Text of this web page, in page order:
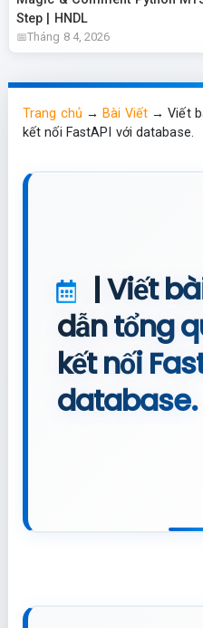
Step | HNDL
Tháng 8 4, 2026
Trang chủ →Bài Viết→Viết
kết nối FastAPI với database.
| Viết
dẫn tổng
kết nối
database.